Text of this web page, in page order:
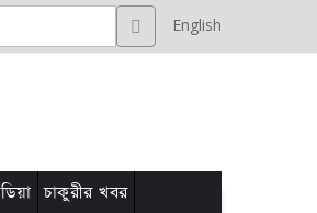
English
চাকুরীর খবর